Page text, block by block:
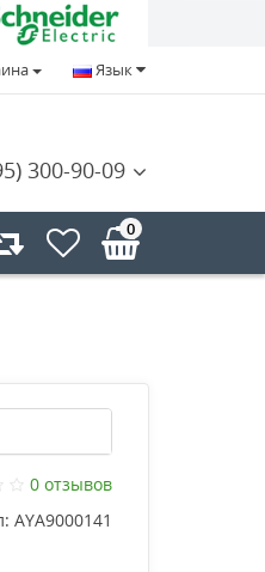
Язык
300-90-09
0
0 отзывов
AYA9000141